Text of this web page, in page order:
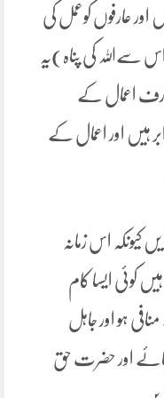
عارفوں کوعمل کی
سےاللہ کی پناہ)یہ
اعمال کے
ہیں اور اعمال کے
اس زمانہ
کوئی ایسا کام
ہو اور جاہل
جائے اور حضرت حق